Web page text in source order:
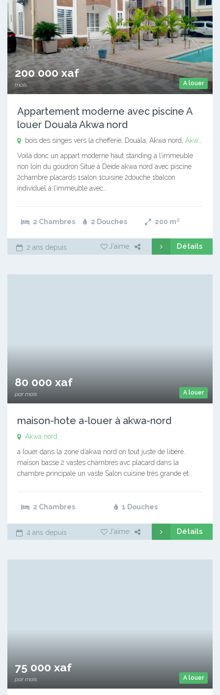
A louer
200 000 xaf
mois
Appartement moderne avec piscine A
louer Douala Akwa nord
bois des singes vers la chefferie, Douala, Akwa nord, Akwa nord
Voilà donc un appart moderne haut standing à l’immeuble
non loin du goudron Situé à Deide akwa nord avec piscine
2chambre placards 1salon 1cuisine 2douche 1balcon
individuel à l’immeuble avec…
2 Chambres 2 Douches 200 m²
2 ans depuis J'aime Détails
A louer
80 000 xaf
par mois
maison-hote a-louer à akwa-nord
Akwa nord
a louer dans la zone d’akwa nord on tout juste de libéré..
maison basse 2 vastes chambres avc placard dans la
chambre principale un vaste Salon cuisine très grande et…
2 Chambres 1 Douches
4 ans depuis J'aime Détails
A louer
75 000 xaf
par mois